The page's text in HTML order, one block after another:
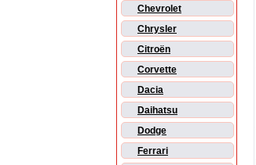
Chevrolet
Chrysler
Citroën
Corvette
Dacia
Daihatsu
Dodge
Ferrari